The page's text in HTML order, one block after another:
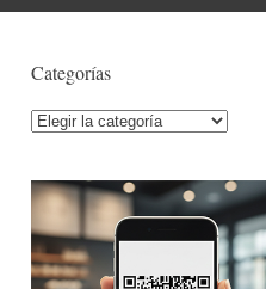
Categorías
Categorías